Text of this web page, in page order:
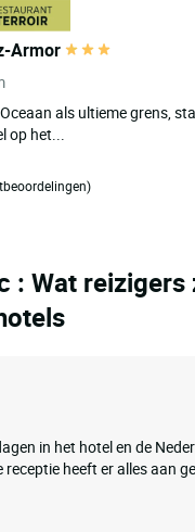
Armor
als ultieme grens,
op het...
: Wat reizigers
in het hotel en de
receptie heeft er alles aan